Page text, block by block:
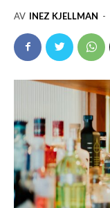
AV INEZ KJELLMAN -